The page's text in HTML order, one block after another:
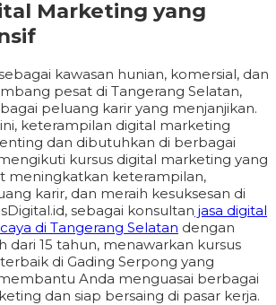
Marketing yang
kawasan hunian, komersial, dan
pesat di Tangerang Selatan,
peluang karir yang menjanjikan.
keterampilan digital marketing
dan dibutuhkan di berbagai
kursus digital marketing yang
meningkatkan keterampilan,
karir, dan meraih kesuksesan di
sebagai konsultan jasa digital
di Tangerang Selatan dengan
dari 15 tahun, menawarkan kursus
di Gading Serpong yang
Anda menguasai berbagai
dan siap bersaing di pasar kerja.